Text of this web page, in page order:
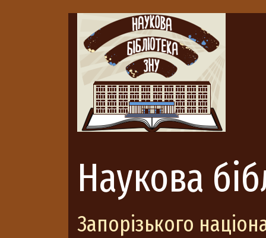
Наукова
Запорізького